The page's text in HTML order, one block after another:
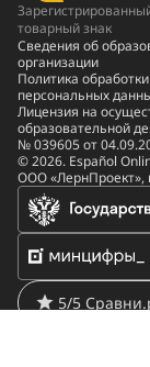
товарный знак
Сведения об
организации
Политика обработки
персональных
Лицензия на
образовательной
№ 039605 от
© 2026. Español
ООО
5/5